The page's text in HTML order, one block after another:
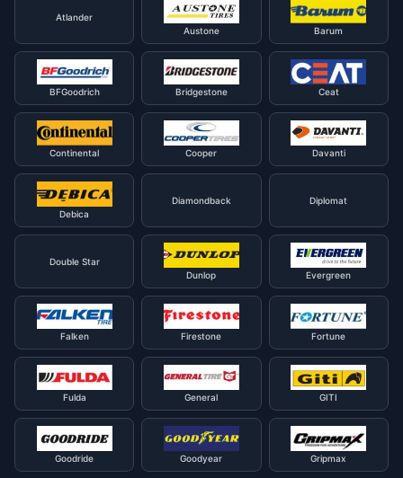
Atlander
Austone
Barum
BFGoodrich Bridgestone Ceat
Continental Cooper Davanti
Debica
Diamondback Diplomat
Double Star
Dunlop
Evergreen
Falken Firestone Fortune
Fulda General GITI
Goodride Goodyear Gripmax